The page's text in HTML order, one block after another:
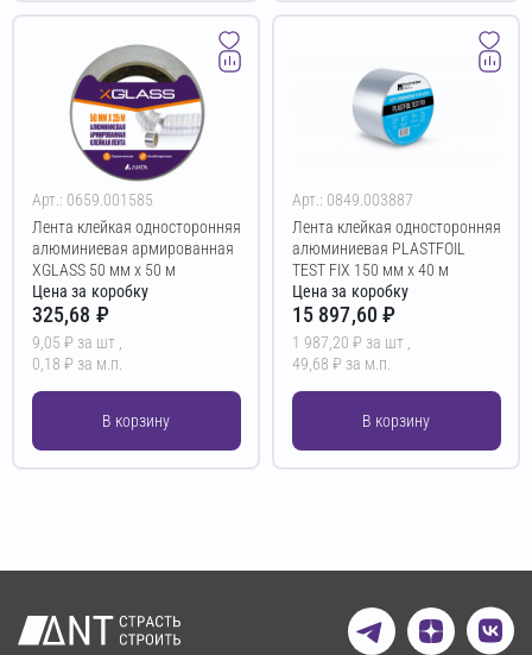
Арт.: 0659.001585
Лента клейкая односторонняя
алюминиевая армированная
XGLASS 50 мм х 50 м
Цена за коробку
325,68 ₽
9,05 ₽ за шт ,
0,18 ₽ за м.п.
В корзину
Арт.: 0849.003887
Лента клейкая односторонняя
алюминиевая PLASTFOIL
TEST FIX 150 мм х 40 м
Цена за коробку
15 897,60 ₽
1 987,20 ₽ за шт ,
49,68 ₽ за м.п.
В корзину